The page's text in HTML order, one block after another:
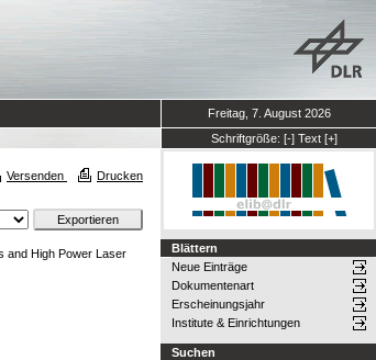
Freitag, 7. August 2026
Schriftgröße: [-] Text [+]
Versenden Drucken
and High Power Laser
Blättern
Neue Einträge
Dokumentenart
Erscheinungsjahr
Institute & Einrichtungen
Suchen